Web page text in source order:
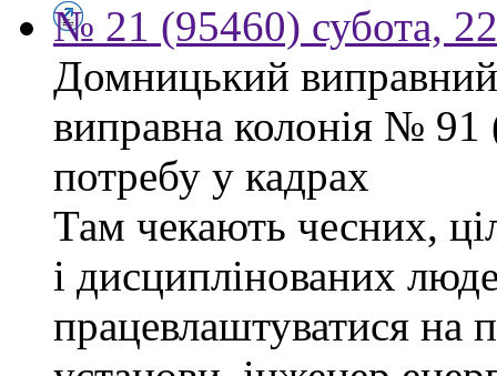
№ 21 (95460) субота,
Домницький
виправна колонія №
потребу у кадрах
Там чекають чесних,
і дисциплінованих
працевлаштуватися на